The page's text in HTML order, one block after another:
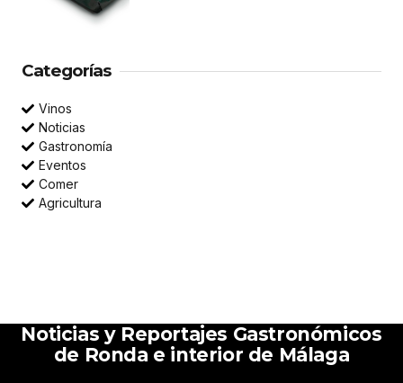
Categorías
Vinos
Noticias
Gastronomía
Eventos
Comer
Agricultura
Noticias y Reportajes Gastronómicos
de Ronda e interior de Málaga